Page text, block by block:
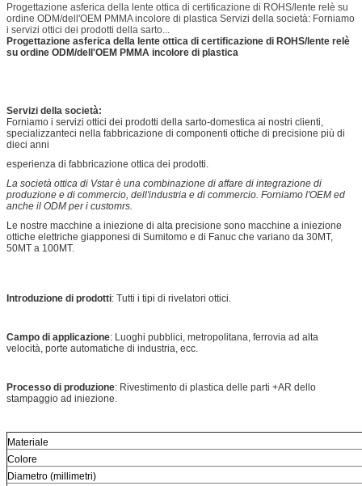
Progettazione asferica della lente ottica di certificazione di ROHS/lente relè su
ordine ODM/dell'OEM PMMA incolore di plastica Servizi della società: Forniamo
i servizi ottici dei prodotti della sarto...
Progettazione asferica della lente ottica di certificazione di ROHS/lente relè
su ordine ODM/dell'OEM PMMA incolore di plastica
Servizi della società:
Forniamo i servizi ottici dei prodotti della sarto-domestica ai nostri clienti,
specializzanteci nella fabbricazione di componenti ottiche di precisione più di
dieci anni
esperienza di fabbricazione ottica dei prodotti.
La società ottica di Vstar è una combinazione di affare di integrazione di
produzione e di commercio, dell'industria e di commercio. Forniamo l'OEM ed
anche il ODM per i customrs.
Le nostre macchine a iniezione di alta precisione sono macchine a iniezione
ottiche elettriche giapponesi di Sumitomo e di Fanuc che variano da 30MT,
50MT a 100MT.
Introduzione di prodotti: Tutti i tipi di rivelatori ottici.
Campo di applicazione: Luoghi pubblici, metropolitana, ferrovia ad alta
velocità, porte automatiche di industria, ecc.
Processo di produzione: Rivestimento di plastica delle parti +AR dello
stampaggio ad iniezione.
Materiale
Colore
Diametro (millimetri)